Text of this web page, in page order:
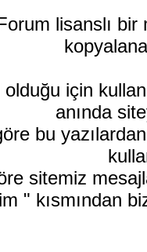
lisanslı bir
için
anında
bu
sitemiz
" kısmından